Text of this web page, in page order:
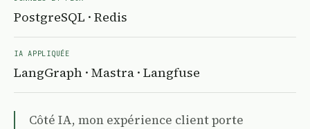
PostgreSQL · Redis
IA APPLIQUÉE
LangGraph · Mastra · Langfuse
Côté IA, mon expérience client porte